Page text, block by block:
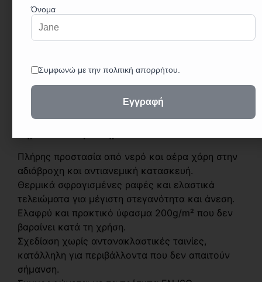
εξασφαλίζουν πλήρη αδιαβροχοποίηση, ενώ η
ενσωματωμένη κουκούλα και οι ελαστικές
λεπτομέρειες σε μανσέτες και μέση βελτιώνουν
κοστούμι είναι ιδανικό για καθημερινή χρήση σε
εξωτερικές δραστηριότητες ή εργασία,
συνδυάζοντας αδιάβροχη προστασία με
Πλήρης προστασία από νερό και αέρα χάρη στην
αδιάβροχη και αντιανεμική κατασκευή.
Θερμικά σφραγισμένες ραφές και ελαστικά
τελειώματα για μέγιστη στεγανότητα και άνεση.
Ελαφρύ και πρακτικό ύφασμα 200g/m² που δεν
βαραίνει κατά τη χρήση.
Σχεδίαση χωρίς αντανακλαστικές ταινίες,
κατάλληλη για περιβάλλοντα που δεν απαιτούν
σήμανση.